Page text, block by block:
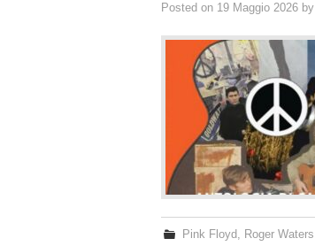
Posted on 19 Maggio 2026 by
Pink Floyd Roger Waters